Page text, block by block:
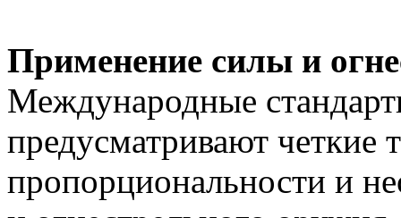
Применение силы и
Международные
предусматривают четкие
пропорциональности и